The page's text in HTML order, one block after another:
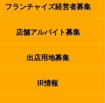
フランチャイズ経営者募集
店舗アルバイト募集
出店用地募集
IR情報